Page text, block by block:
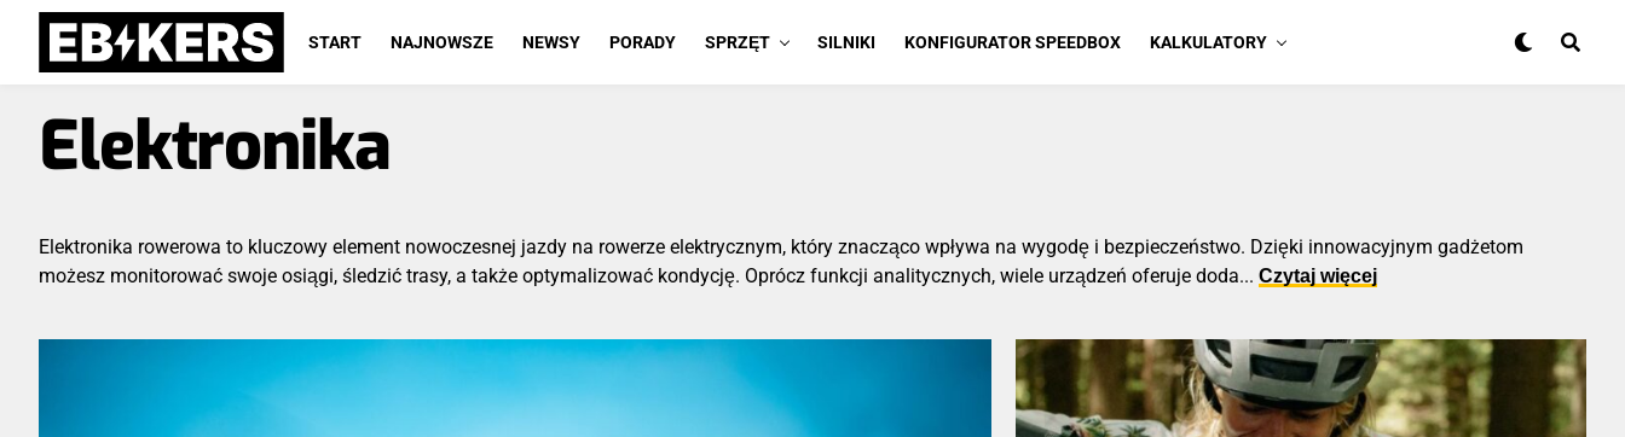
START NAJNOWSZE NEWSY PORADY SPRZĘT SILNIKI KONFIGURATOR SPEEDBOX KALKULATORY
Elektronika
Elektronika rowerowa to kluczowy element nowoczesnej jazdy na rowerze elektrycznym, który znacząco wpływa na wygodę i bezpieczeństwo. Dzięki innowacyjnym gadżetom
możesz monitorować swoje osiągi, śledzić trasy, a także optymalizować kondycję. Oprócz funkcji analitycznych, wiele urządzeń oferuje doda... Czytaj więcej